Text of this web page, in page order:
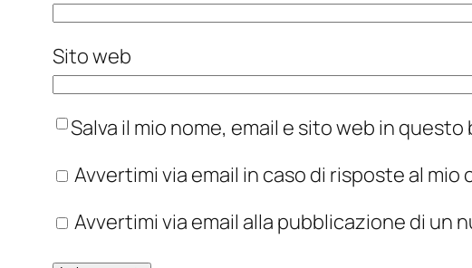
Sito web
Salva il mio nome, email e sito web in
Avvertimi via email in caso di risposte al mio
Avvertimi via email alla pubblicazione di un